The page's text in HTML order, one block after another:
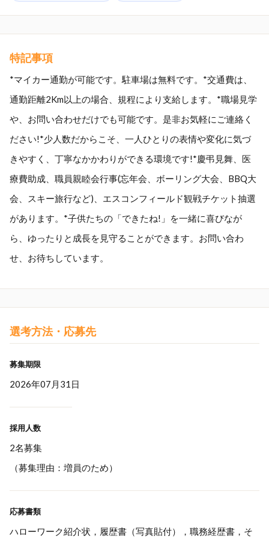
特記事項
*マイカー通勤が可能です。駐車場は無料です。*交通費は、
通勤距離2Km以上の場合、規程により支給します。*職場見学
や、お問い合わせだけでも可能です。是非お気軽にご連絡く
ださい!*少人数だからこそ、一人ひとりの表情や変化に気づ
きやすく、丁寧なかかわりができる環境です!*慶弔見舞、医
療費助成、職員親睦会行事(忘年会、ボーリング大会、BBQ大
会、スキー旅行など)、エスコンフィールド観戦チケット抽選
があります。*子供たちの「できたね!」を一緒に喜びなが
ら、ゆったりと成長を見守ることができます。お問い合わ
せ、お待ちしています。
選考方法・応募先
募集期限
2026年07月31日
採用人数
2名募集
（募集理由：増員のため）
応募書類
ハローワーク紹介状，履歴書（写真貼付），職務経歴書，そ